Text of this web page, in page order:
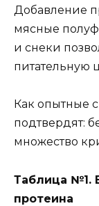
Добавление
мясные
и снеки
питательную
Как опытные
подтвердят:
множество
Таблица №1.
протеина